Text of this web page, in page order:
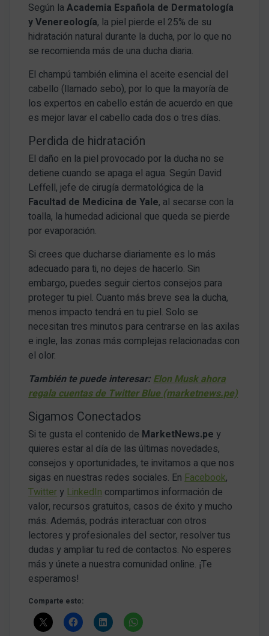
Según laAcademia Española de Dermatología
y Venereología, la piel pierde el 25% de su
hidratación natural durante la ducha, por lo que no
se recomienda más de una ducha diaria.
El champú también elimina el aceite esencial del
cabello (llamado sebo), por lo que la mayoría de
los expertos en cabello están de acuerdo en que
es mejor lavar el cabello cada dos o tres días.
Perdida de hidratación
El daño en la piel provocado por la ducha no se
detiene cuando se apaga el agua. Según David
Leffell, jefe de cirugía dermatológica de la
Facultad de Medicina de Yale, al secarse con la
toalla, la humedad adicional que queda se pierde
por evaporación.
Si crees que ducharse diariamente es lo más
adecuado para ti, no dejes de hacerlo. Sin
embargo, puedes seguir ciertos consejos para
proteger tu piel. Cuanto más breve sea la ducha,
menos impacto tendrá en tu piel. Solo se
necesitan tres minutos para centrarse en las axilas
e ingle, las zonas más complejas relacionadas con
el olor.
También te puede interesar:Elon Musk ahora
regala cuentas de Twitter Blue (marketnews.pe)
Sigamos Conectados
Si te gusta el contenido de MarketNews.pe y
quieres estar al día de las últimas novedades,
consejos y oportunidades, te invitamos a que nos
sigas en nuestras redes sociales. EnFacebook,
Twitter yLinkedIn compartimos información de
valor, recursos gratuitos, casos de éxito y mucho
más. Además, podrás interactuar con otros
lectores y profesionales del sector, resolver tus
dudas y ampliar tu red de contactos. No esperes
más y únete a nuestra comunidad online. ¡Te
esperamos!
Comparte esto: